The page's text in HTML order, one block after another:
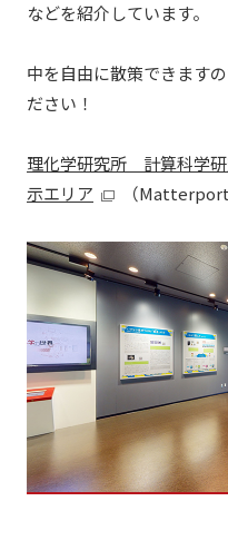
などを紹介しています。
中を自由に散策できます
ださい！
理化学研究所 計算科学
示エリア
（Matterport